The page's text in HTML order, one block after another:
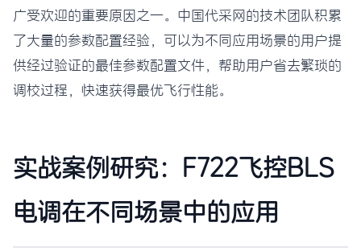
广受欢迎的重要原因之一。中国代采网的技术团队积累
了大量的参数配置经验，可以为不同应用场景的用户提
供经过验证的最佳参数配置文件，帮助用户省去繁琐的
调校过程，快速获得最优飞行性能。
实战案例研究：F722飞控BLS
电调在不同场景中的应用